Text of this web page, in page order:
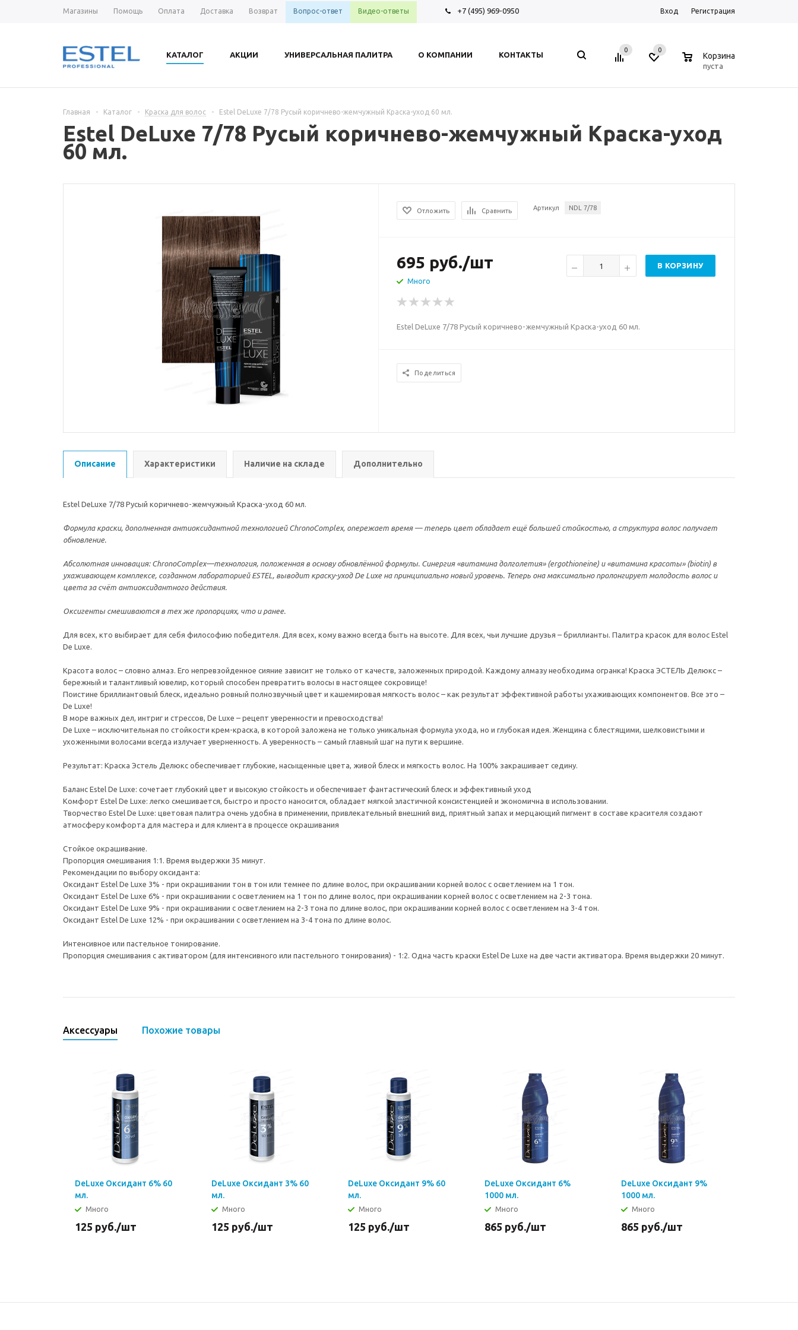
Магазины Помощь Оплата Доставка Возврат Вопрос-ответ Видео-ответы +7 (495) 969-0950 Вход Регистрация
КАТАЛОГ АКЦИИ УНИВЕРСАЛЬНАЯ ПАЛИТРА О КОМПАНИИ КОНТАКТЫ
0 0
Корзина
пуста
Главная - Каталог - Краска для волос - Estel DeLuxe 7/78 Русый коричнево-жемчужный Краска-уход 60 мл.
Estel DeLuxe 7/78 Русый коричнево-жемчужный Краска-уход
60 мл.
Отложить Сравнить Артикул NDL 7/78
695 руб./шт
Много
В КОРЗИНУ
Estel DeLuxe 7/78 Русый коричнево-жемчужный Краска-уход 60 мл.
Поделиться
Описание Характеристики Наличие на складе Дополнительно
Estel DeLuxe 7/78 Русый коричнево-жемчужный Краска-уход 60 мл.
Формула краски, дополненная антиоксидантной технологией ChronoComplex, опережает время — теперь цвет обладает ещё большей стойкостью, а структура волос получает
обновление.
Абсолютная инновация: ChronoComplex—технология, положенная в основу обновлённой формулы. Синергия «витамина долголетия» (ergothioneine) и «витамина красоты» (biotin) в
ухаживающем комплексе, созданном лабораторией ESTEL, выводит краску-уход De Luxe на принципиально новый уровень. Теперь она максимально пролонгирует молодость волос и
цвета за счёт антиоксидантного действия.
Оксигенты смешиваются в тех же пропорциях, что и ранее.
Для всех, кто выбирает для себя философию победителя. Для всех, кому важно всегда быть на высоте. Для всех, чьи лучшие друзья – бриллианты. Палитра красок для волос Estel
De Luxe.
Красота волос – словно алмаз. Его непревзойденное сияние зависит не только от качеств, заложенных природой. Каждому алмазу необходима огранка! Краска ЭСТЕЛЬ Делюкс –
бережный и талантливый ювелир, который способен превратить волосы в настоящее сокровище!
Поистине бриллиантовый блеск, идеально ровный полнозвучный цвет и кашемировая мягкость волос – как результат эффективной работы ухаживающих компонентов. Все это –
De Luxe!
В море важных дел, интриг и стрессов, De Luxe – рецепт уверенности и превосходства!
De Luxe – исключительная по стойкости крем-краска, в которой заложена не только уникальная формула ухода, но и глубокая идея. Женщина с блестящими, шелковистыми и
ухоженными волосами всегда излучает уверненность. А уверенность – самый главный шаг на пути к вершине.
Результат: Краска Эстель Делюкс обеспечивает глубокие, насыщенные цвета, живой блеск и мягкость волос. На 100% закрашивает седину.
Баланс Estel De Luxe: сочетает глубокий цвет и высокую стойкость и обеспечивает фантастический блеск и эффективный уход
Комфорт Estel De Luxe: легко смешивается, быстро и просто наносится, обладает мягкой эластичной консистенцией и экономична в использовании.
Творчество Estel De Luxe: цветовая палитра очень удобна в применении, привлекательный внешний вид, приятный запах и мерцающий пигмент в составе красителя создают
атмосферу комфорта для мастера и для клиента в процессе окрашивания
Стойкое окрашивание.
Пропорция смешивания 1:1. Время выдержки 35 минут.
Рекомендации по выбору оксиданта:
Оксидант Estel De Luxe 3% - при окрашивании тон в тон или темнее по длине волос, при окрашивании корней волос с осветлением на 1 тон.
Оксидант Estel De Luxe 6% - при окрашивании с осветлением на 1 тон по длине волос, при окрашивании корней волос с осветлением на 2-3 тона.
Оксидант Estel De Luxe 9% - при окрашивании с осветлением на 2-3 тона по длине волос, при окрашивании корней волос с осветлением на 3-4 тон.
Оксидант Estel De Luxe 12% - при окрашивании с осветлением на 3-4 тона по длине волос.
Интенсивное или пастельное тонирование.
Пропорция смешивания с активатором (для интенсивного или пастельного тонирования) - 1:2. Одна часть краски Estel De Luxe на две части активатора. Время выдержки 20 минут.
Аксессуары Похожие товары
DeLuxe Оксидант 6% 60
мл.
Много
125 руб./шт
DeLuxe Оксидант 3% 60
мл.
Много
125 руб./шт
DeLuxe Оксидант 9% 60
мл.
Много
125 руб./шт
DeLuxe Оксидант 6%
1000 мл.
Много
865 руб./шт
DeLuxe Оксидант 9%
1000 мл.
Много
865 руб./шт